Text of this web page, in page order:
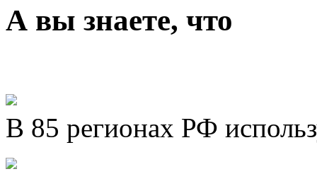
А вы знаете, что
В 85 регионах РФ